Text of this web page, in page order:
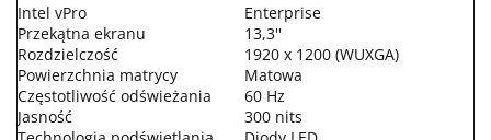
Intel vPro
Enterprise
Przekątna ekranu
13,3''
Rozdzielczość
1920 x 1200 (WUXGA)
Powierzchnia matrycy
Matowa
Częstotliwość odświeżania
60 Hz
Jasność
300 nits